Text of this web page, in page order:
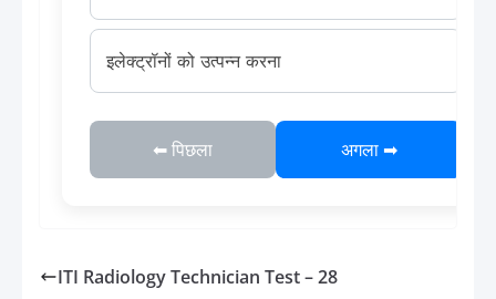
इलेक्ट्रॉनों को उत्पन्न करना
⬅ पिछला अगला ➡
ITI Radiology Technician Test – 28